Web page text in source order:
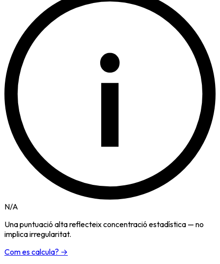
i
N/A
Una puntuació alta reflecteix concentració estadística — no
implica irregularitat.
Com es calcula? →